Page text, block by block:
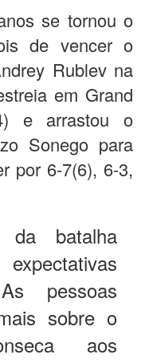
se tornou o
de vencer o
Rublev na
em Grand
e arrastou o
Sonego para
por 6-7(6), 6-3,
da batalha
pessoas
sobre o
aos